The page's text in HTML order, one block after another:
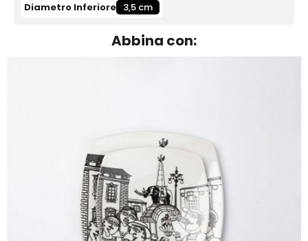
Diametro Inferiore 3,5 cm
Abbina con: